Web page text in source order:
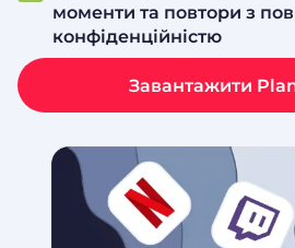
моменти та повтори з
конфіденційністю
Завантажити